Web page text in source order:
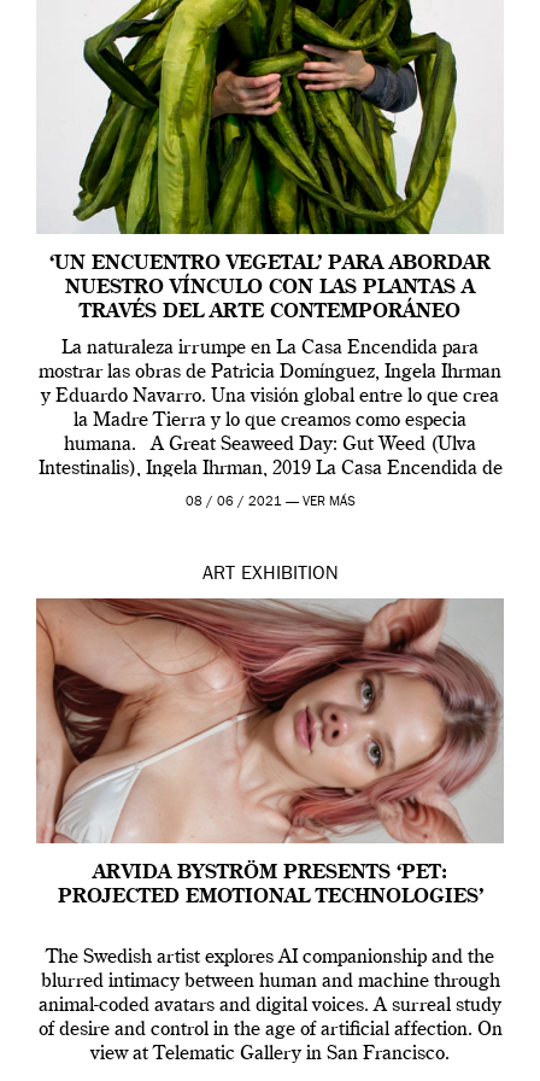
‘UN ENCUENTRO VEGETAL’ PARA ABORDAR
NUESTRO VÍNCULO CON LAS PLANTAS A
TRAVÉS DEL ARTE CONTEMPORÁNEO
La naturaleza irrumpe en La Casa Encendida para
mostrar las obras de Patricia Domínguez, Ingela Ihrman
y Eduardo Navarro. Una visión global entre lo que crea
la Madre Tierra y lo que creamos como especia
humana. A Great Seaweed Day: Gut Weed (Ulva
Intestinalis), Ingela Ihrman, 2019 La Casa Encendida de
Madrid y la Wellcome […]
08 / 06 / 2021 — VER MÁS
ART EXHIBITION
ARVIDA BYSTRÖM PRESENTS ‘PET:
PROJECTED EMOTIONAL TECHNOLOGIES’
The Swedish artist explores AI companionship and the
blurred intimacy between human and machine through
animal-coded avatars and digital voices. A surreal study
of desire and control in the age of artificial affection. On
view at Telematic Gallery in San Francisco.